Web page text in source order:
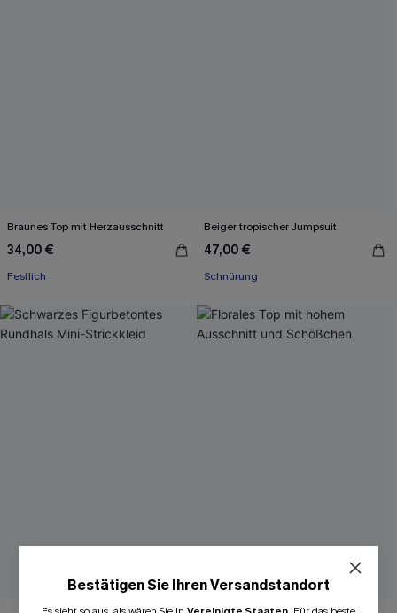
Braunes Top mit Herzausschnitt
34,00 €
Festlich
Beiger tropischer Jumpsuit
47,00 €
Schnürung
Bestätigen Sie Ihren Versandstandort